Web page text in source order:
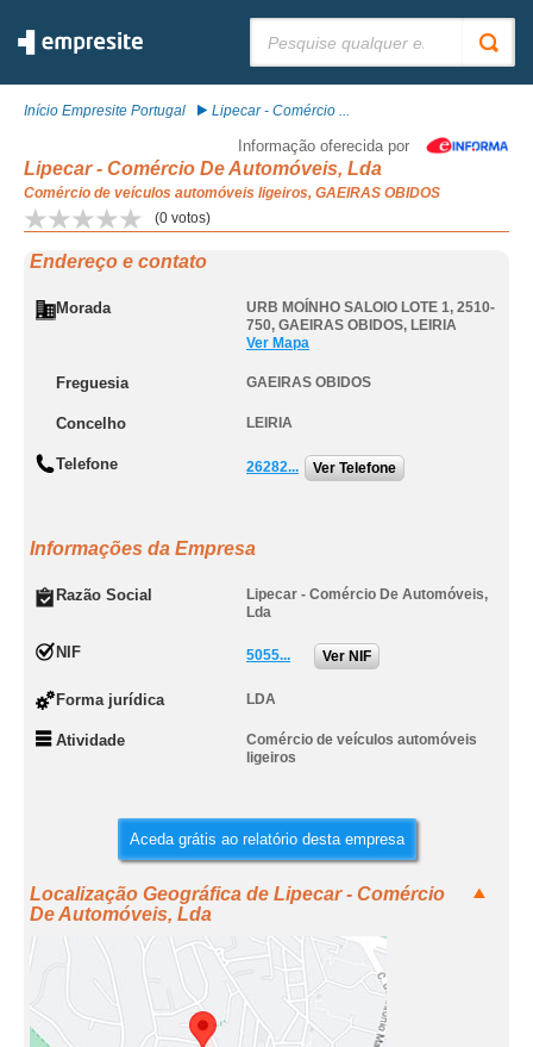
Início Empresite Portugal Lipecar - Comércio ...
Informação oferecida por
Lipecar - Comércio De Automóveis, Lda
Comércio de veículos automóveis ligeiros, GAEIRAS OBIDOS
(0 votos)
Endereço e contato
Morada
URB MOÍNHO SALOIO LOTE 1, 2510-
750, GAEIRAS OBIDOS, LEIRIA
Ver Mapa
Freguesia GAEIRAS OBIDOS
Concelho LEIRIA
Telefone 26282... Ver Telefone
Informações da Empresa
Razão Social
Lipecar - Comércio De Automóveis,
Lda
NIF 5055... Ver NIF
Forma jurídica LDA
Atividade
Comércio de veículos automóveis
ligeiros
Aceda grátis ao relatório desta empresa
Localização Geográfica de Lipecar - Comércio
De Automóveis, Lda